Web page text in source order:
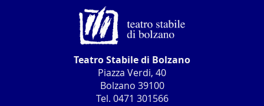
Teatro Stabile di Bolzano
Piazza Verdi, 40
Bolzano 39100
Tel. 0471 301566